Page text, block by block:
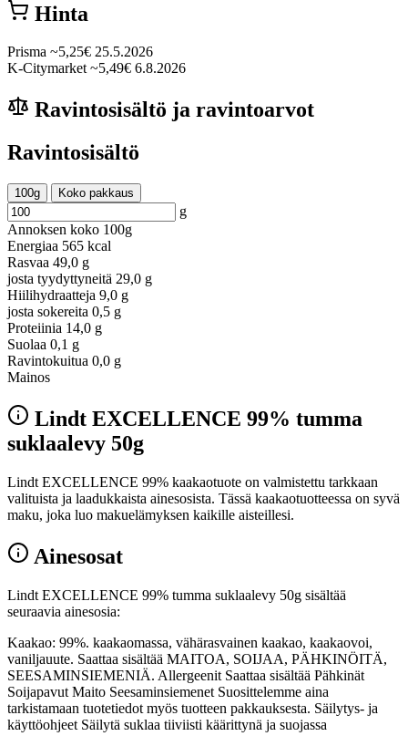
Hinta
Prisma ~5,25€ 25.5.2026
K-Citymarket ~5,49€ 6.8.2026
Ravintosisältö ja ravintoarvot
Ravintosisältö
100g Koko pakkaus
g
Annoksen koko 100g
Energiaa 565 kcal
Rasvaa 49,0 g
josta tyydyttyneitä 29,0 g
Hiilihydraatteja 9,0 g
josta sokereita 0,5 g
Proteiinia 14,0 g
Suolaa 0,1 g
Ravintokuitua 0,0 g
Mainos
Lindt EXCELLENCE 99% tumma
suklaalevy 50g
Lindt EXCELLENCE 99% kaakaotuote on valmistettu tarkkaan
valituista ja laadukkaista ainesosista. Tässä kaakaotuotteessa on syvä
maku, joka luo makuelämyksen kaikille aisteillesi.
Ainesosat
Lindt EXCELLENCE 99% tumma suklaalevy 50g sisältää
seuraavia ainesosia:
Kaakao: 99%. kaakaomassa, vähärasvainen kaakao, kaakaovoi,
vaniljauute. Saattaa sisältää MAITOA, SOIJAA, PÄHKINÖITÄ,
SEESAMINSIEMENIÄ. Allergeenit Saattaa sisältää Pähkinät
Soijapavut Maito Seesaminsiemenet Suosittelemme aina
tarkistamaan tuotetiedot myös tuotteen pakkauksesta. Säilytys- ja
käyttöohjeet Säilytä suklaa tiiviisti käärittynä ja suojassa